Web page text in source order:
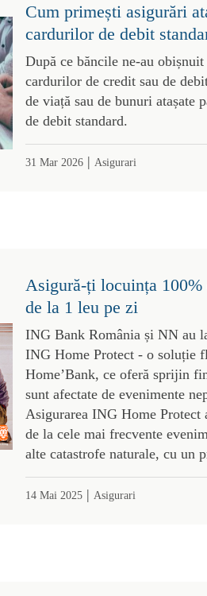
Cum primești asigurări
cardurilor de debit
După ce băncile ne-au
cardurilor de credit sau de
de viață sau de bunuri atașate
de debit standard.
31 Mar 2026| Asigurari
Asigură-ți locuința
de la 1 leu pe zi
ING Bank România și NN au
ING Home Protect - o soluție
Home’Bank, ce oferă sprijin
sunt afectate de evenimente
Asigurarea ING Home Protect
de la cele mai frecvente
alte catastrofe naturale, cu un
14 Mai 2025| Asigurari